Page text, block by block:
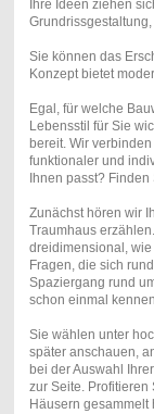
Ihre Ideen ziehen
Sie können das
Konzept bietet
Egal, für welche
Lebensstil für Sie
bereit. Wir
funktionaler und
Ihnen passt?
Zunächst hören wir
Traumhaus
dreidimensional,
Fragen, die sich
Spaziergang rund
schon einmal
Sie wählen unter
später anschauen,
bei der Auswahl
zur Seite.
Häusern gesammelt